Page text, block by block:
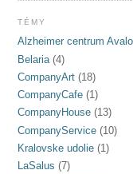
TÉMY
Alzheimer centrum
Belaria (4)
CompanyArt (18)
CompanyCafe (1)
CompanyHouse (13)
CompanyService (10)
Kralovske udolie (1)
LaSalus (7)